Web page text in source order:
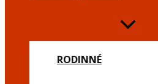
RODINNÉ